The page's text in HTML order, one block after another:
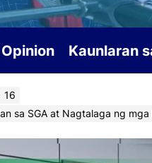
Opinion Kaunlaran
16
sa SGA at Nagtalaga ng